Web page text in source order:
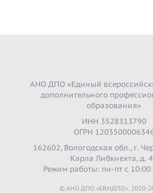
АНО ДПО «Единый
дополнительного
образования»
ИНН 3528313790
ОГРН
162602, Вологодская обл., г.
Карла Либкнехта, д.
Режим работы: пн-пт с 10:00
© АНО ДПО «ЕВИДПО». 2020-